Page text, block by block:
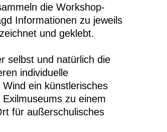
die Workshop-
Informationen zu jeweils
und geklebt.
selbst und natürlich die
individuelle
ein künstlerisches
zu einem
für außerschulisches